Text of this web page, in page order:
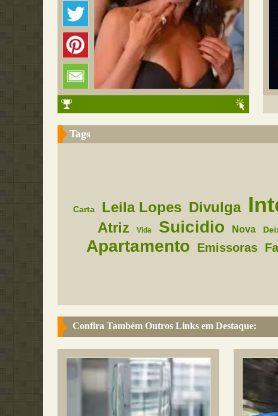
Tags
Carta Leila Lopes Divulga
Atriz Vida Suicidio Nova
Apartamento Emissoras
Confira Também Outros Links em Destaque: